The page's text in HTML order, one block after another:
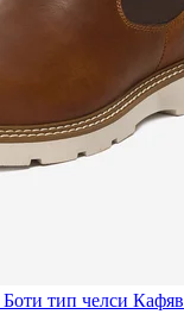
Боти тип челси Кафяв